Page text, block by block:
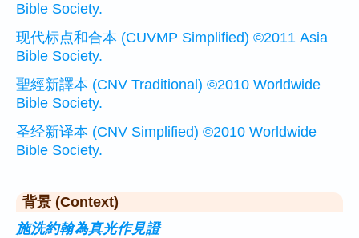
Bible Society.
现代标点和合本 (CUVMP Simplified) ©2011 Asia
Bible Society.
聖經新譯本 (CNV Traditional) ©2010 Worldwide
Bible Society.
圣经新译本 (CNV Simplified) ©2010 Worldwide
Bible Society.
背景 (Context)
施洗約翰為真光作見證